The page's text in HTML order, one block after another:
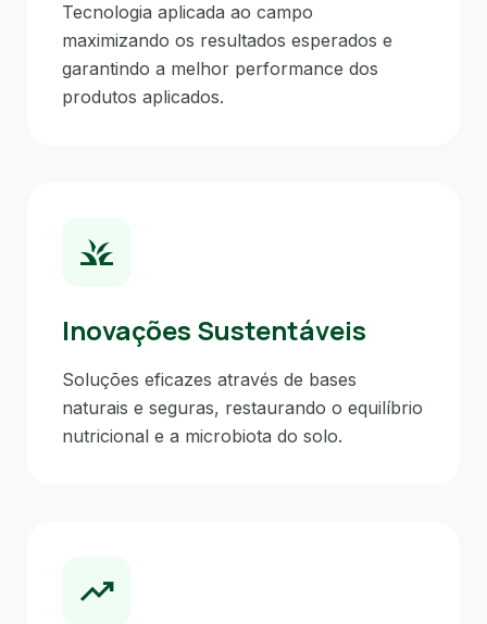
Tecnologia aplicada ao campo
maximizando os resultados esperados e
garantindo a melhor performance dos
produtos aplicados.
grass
Inovações Sustentáveis
Soluções eficazes através de bases
naturais e seguras, restaurando o equilíbrio
nutricional e a microbiota do solo.
trending_up